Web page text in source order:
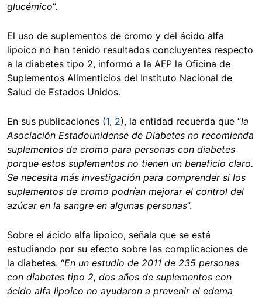
glucémico”.
El uso de suplementos de cromo y del ácido alfa
lipoico no han tenido resultados concluyentes respecto
a la diabetes tipo 2, informó a la AFP la Oficina de
Suplementos Alimenticios del Instituto Nacional de
Salud de Estados Unidos.
En sus publicaciones (1, 2), la entidad recuerda que “la
Asociación Estadounidense de Diabetes no recomienda
suplementos de cromo para personas con diabetes
porque estos suplementos no tienen un beneficio claro.
Se necesita más investigación para comprender si los
suplementos de cromo podrían mejorar el control del
azúcar en la sangre en algunas personas”.
Sobre el ácido alfa lipoico, señala que se está
estudiando por su efecto sobre las complicaciones de
la diabetes. “En un estudio de 2011 de 235 personas
con diabetes tipo 2, dos años de suplementos con
ácido alfa lipoico no ayudaron a prevenir el edema